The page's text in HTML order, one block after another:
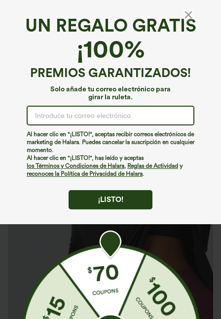
UN REGALO GRATIS
¡100%
PREMIOS GARANTIZADOS!
Solo añade tu correo electrónico para
girar la ruleta.
Al hacer clic en "¡LISTO!", aceptas recibir correos electrónicos de
marketing de Halara. Puedes cancelar la suscripción en cualquier
momento.
Al hacer clic en "¡LISTO!", has leído y aceptas
los Términos y Condiciones de Halara, Reglas de Actividad y
reconoces la Política de Privacidad de Halara.
¡LISTO!
Top deportivo de yoga de un solo hombro,
manga larga con agujero para el pulgar,
dobladillo curvo estilo high-low (frente más
corto, espalda más larga), de secado rápido,
con sujetador incorporado
€31,95 EUR €35,95 EUR Buy 2, Get 1 Free